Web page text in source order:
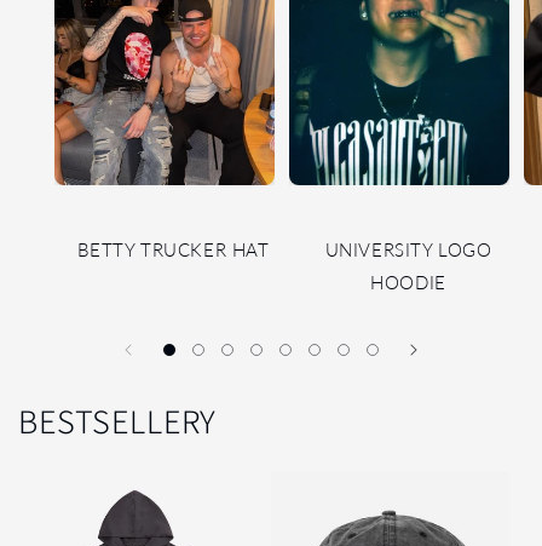
BETTY TRUCKER HAT
UNIVERSITY LOGO
HOODIE
BESTSELLERY